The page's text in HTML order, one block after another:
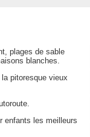
plages de sable
blanches.
pitoresque vieux
enfants les meilleurs